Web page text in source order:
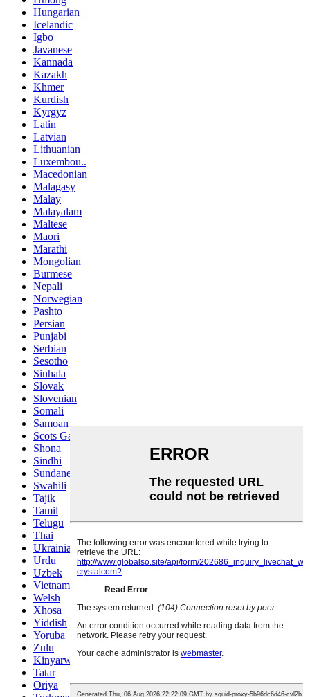
Hungarian
Icelandic
Igbo
Javanese
Kannada
Kazakh
Khmer
Kurdish
Kyrgyz
Latin
Latvian
Lithuanian
Luxembou..
Macedonian
Malagasy
Malay
Malayalam
Maltese
Maori
Marathi
Mongolian
Burmese
Nepali
Norwegian
Pashto
Persian
Punjabi
Serbian
Sesotho
Sinhala
Slovak
Slovenian
Somali
Samoan
Scots Gaelic
Shona
Sindhi
Sundanese
Swahili
Tajik
Tamil
Telugu
Thai
Ukrainian
Urdu
Uzbek
Vietnamese
Welsh
Xhosa
Yiddish
Yoruba
Zulu
Kinyarwanda
Tatar
Oriya